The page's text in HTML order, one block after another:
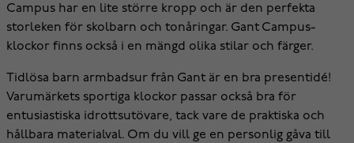
Campus har en lite större kropp och är den perfekta
storleken för skolbarn och tonåringar. Gant Campus-
klockor finns också i en mängd olika stilar och färger.
Tidlösa barn armbadsur från Gant är en bra presentidé!
Varumärkets sportiga klockor passar också bra för
entusiastiska idrottsutövare, tack vare de praktiska och
hållbara materialval. Om du vill ge en personlig gåva till